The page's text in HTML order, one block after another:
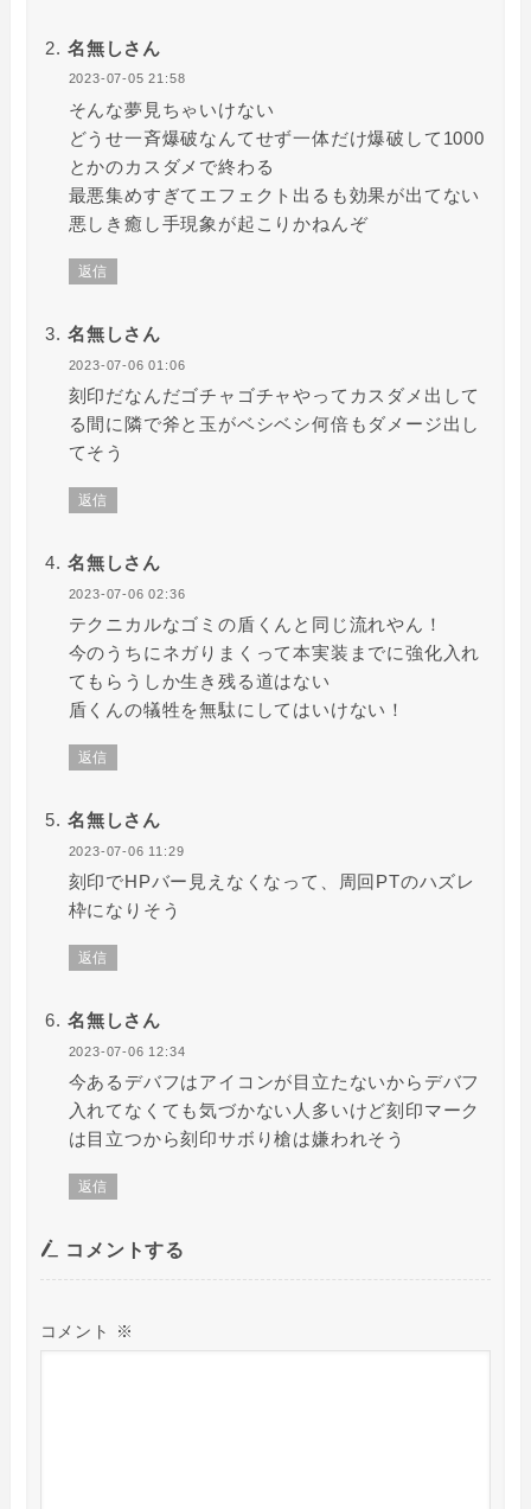
名無しさん
2023-07-05 21:58
そんな夢見ちゃいけない
どうせ一斉爆破なんてせず一体だけ爆破して1000
とかのカスダメで終わる
最悪集めすぎてエフェクト出るも効果が出てない
悪しき癒し手現象が起こりかねんぞ
返信
名無しさん
2023-07-06 01:06
刻印だなんだゴチャゴチャやってカスダメ出して
る間に隣で斧と玉がベシベシ何倍もダメージ出し
てそう
返信
名無しさん
2023-07-06 02:36
テクニカルなゴミの盾くんと同じ流れやん！
今のうちにネガりまくって本実装までに強化入れ
てもらうしか生き残る道はない
盾くんの犠牲を無駄にしてはいけない！
返信
名無しさん
2023-07-06 11:29
刻印でHPバー見えなくなって、周回PTのハズレ
枠になりそう
返信
名無しさん
2023-07-06 12:34
今あるデバフはアイコンが目立たないからデバフ
入れてなくても気づかない人多いけど刻印マーク
は目立つから刻印サボり槍は嫌われそう
返信
コメントする
コメント ※